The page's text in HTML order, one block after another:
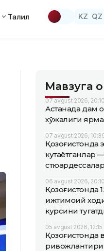
Таҳлил KZ QZ
Мавзуга
07 avgust 2026, 20:10
Астанада дам
хўжалиги
07 avgust 2026,
Қозоғистонда
кутаётганлар
стюардессалар
06 avgust 2026, 20:10
Қозоғистонда
ижтимоий
курсини
05 avgust 2026, 12:15
Қозоғистонда